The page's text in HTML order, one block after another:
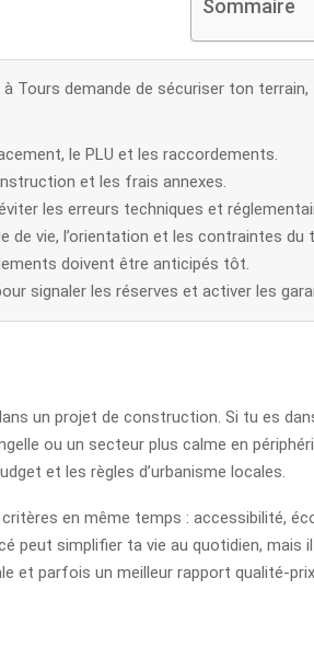
Sommaire
Tours demande de sécuriser ton
le PLU et les raccordements.
et les frais annexes.
les erreurs techniques et
vie, l’orientation et les contraintes du
doivent être anticipés tôt.
signaler les réserves et activer les
un projet de construction. Si tu es
ou un secteur plus calme en
et les règles d’urbanisme locales.
en même temps : accessibilité,
peut simplifier ta vie au quotidien,
et parfois un meilleur rapport qualité-prix.